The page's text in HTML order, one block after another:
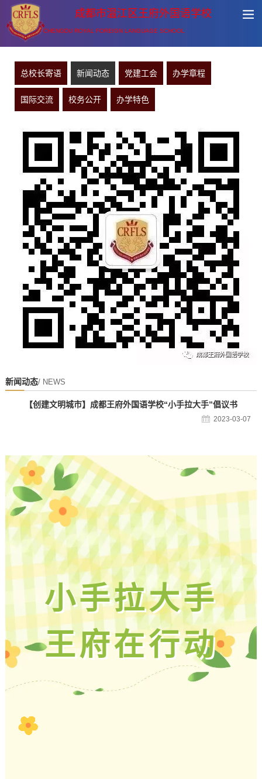
成都市温江区王府外国语学校
CHENGDU ROYAL FOREIGN LANGUAGE SCHOOL
总校长寄语 新闻动态 党建工会 办学章程
国际交流 校务公开 办学特色
新闻动态/ NEWS
【创建文明城市】成都王府外国语学校“小手拉大手”倡议书
2023-03-07
小手拉大手
王府在行动